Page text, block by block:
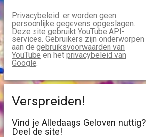
Privacybeleid: er worden geen
persoonlijke gegevens opgeslagen.
Deze site gebruikt YouTube API-
services. Gebruikers zijn onderworpen
aan de gebruiksvoorwaarden van
YouTube en het privacybeleid van
Google.
Verspreiden!
Vind je Alledaags Geloven nuttig?
Deel de site!